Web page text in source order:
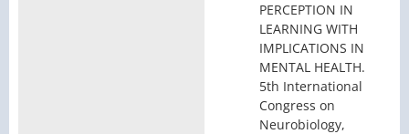
PERCEPTION IN
LEARNING WITH
IMPLICATIONS IN
MENTAL HEALTH.
5th International
Congress on
Neurobiology,